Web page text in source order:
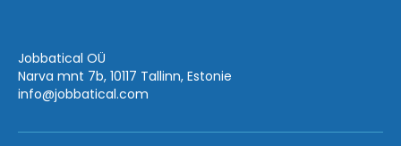
Jobbatical OÜ
Narva mnt 7b, 10117 Tallinn, Estonie
info@jobbatical.com